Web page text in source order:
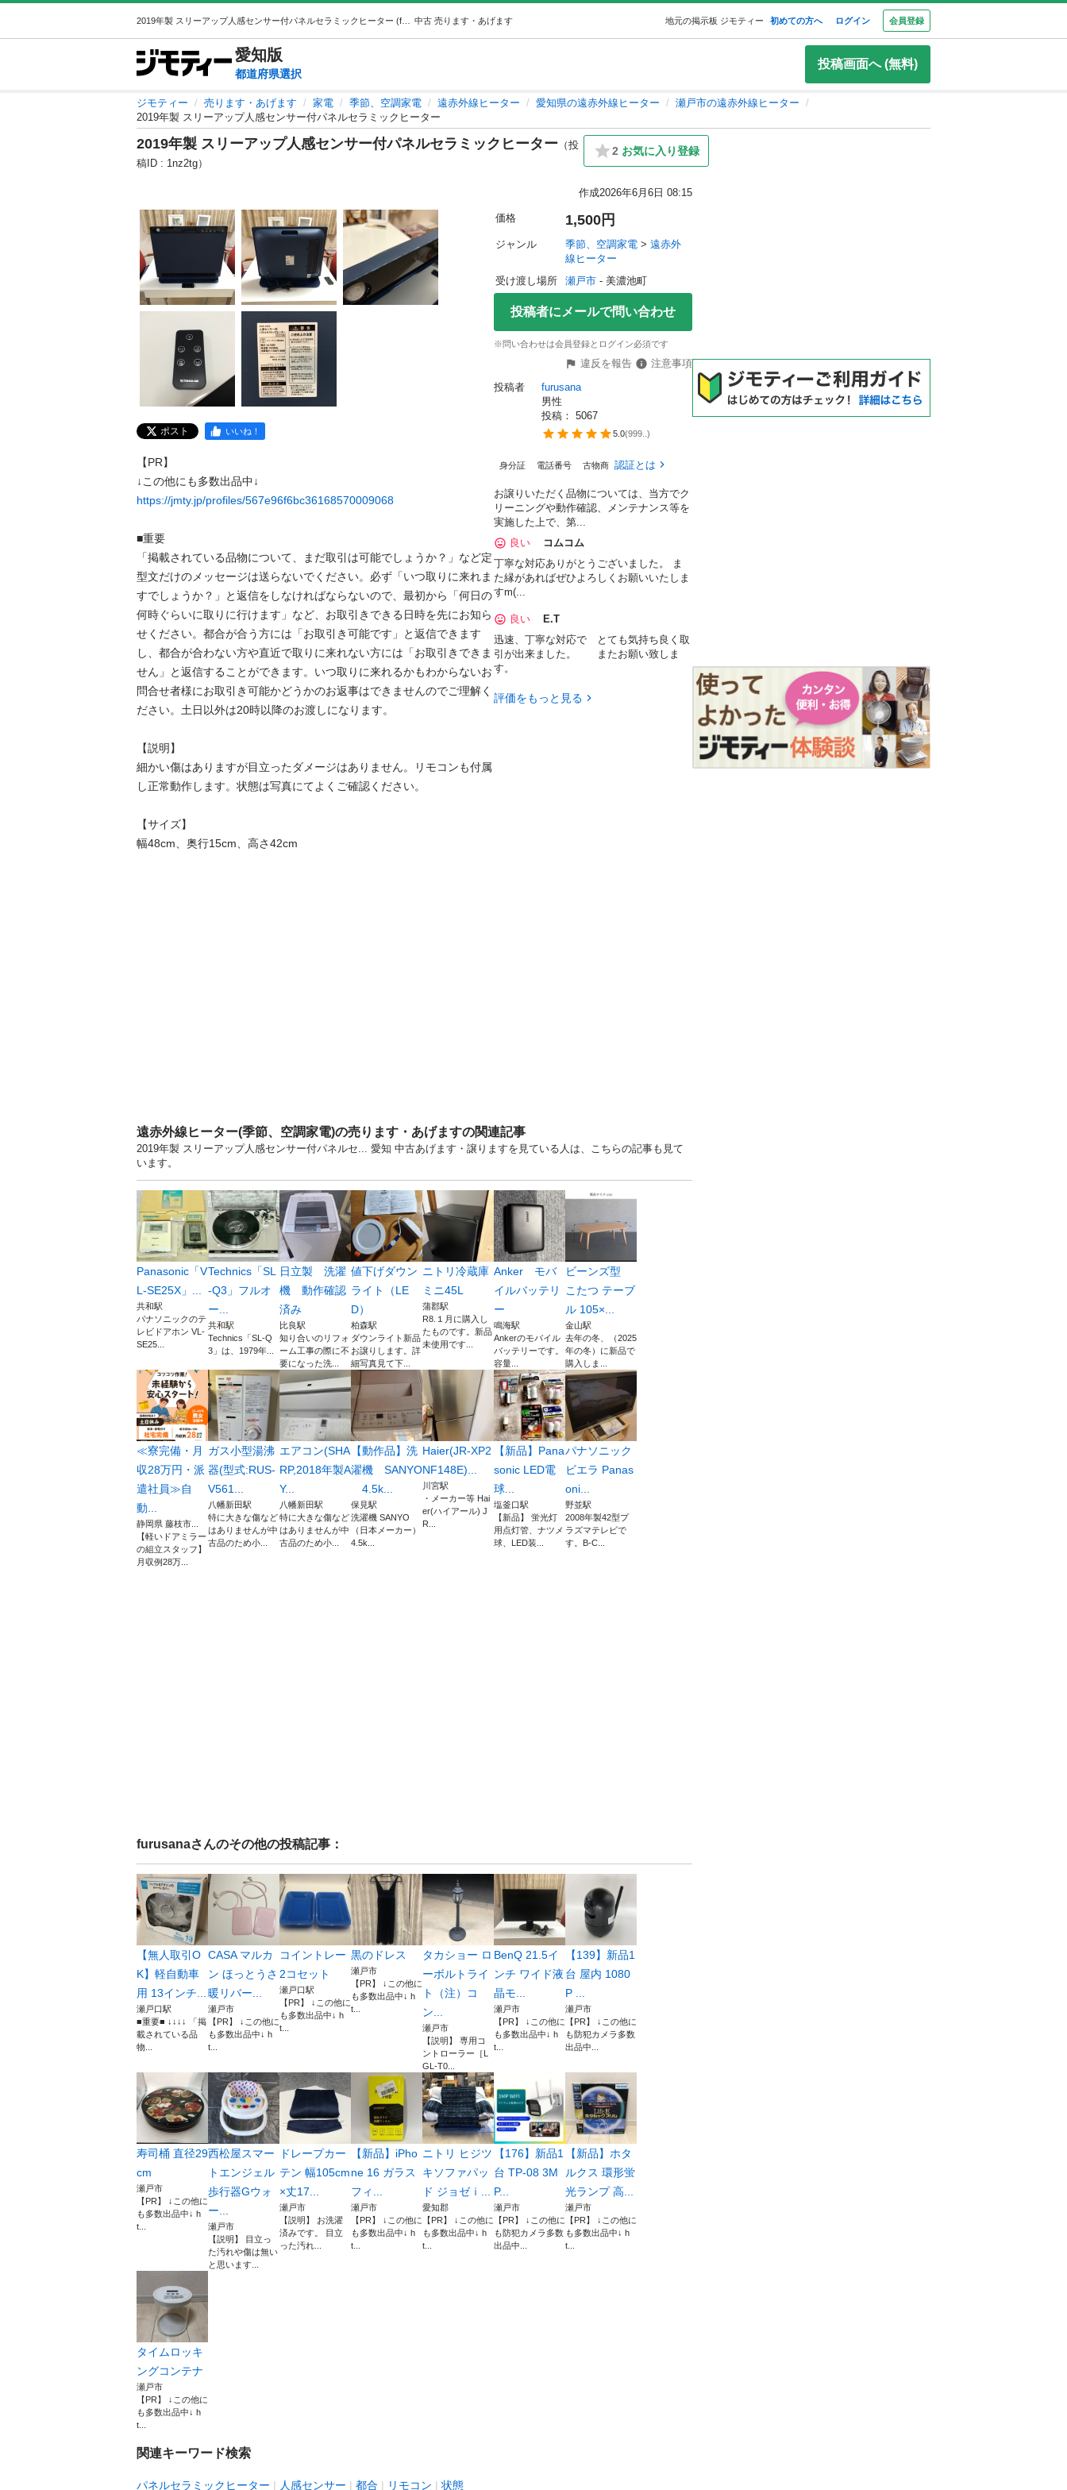
中古 売ります・あげます 地元の掲示板 ジモティー 初めての方へ ログイン 会員登録
愛知版
都道府県選択
投稿画面へ (無料)
ジモティー 売ります・あげます 家電 季節、空調家電 遠赤外線ヒーター 愛知県の遠赤外線ヒーター
瀬戸市の遠赤外線ヒーター
2019年製 スリーアップ人感センサー付パネルセラミックヒーター
2019年製 スリーアップ人感センサー付パネルセラミックヒーター （投
稿ID : 1nz2tg）
2 お気に入り登録
作成2026年6月6日 08:15
ポスト いいね！
【PR】
https://jmty.jp/profiles/567e96f6bc36168570009068
■重要
「掲載されている品物について、まだ取引は可能でしょうか？」など定
型文だけのメッセージは送らないでください。必ず「いつ取りに来れま
すでしょうか？」と返信をしなければならないので、最初から「何日の
何時ぐらいに取りに行けます」など、お取引きできる日時を先にお知ら
せください。都合が合う方には「お取引き可能です」と返信できます
し、都合が合わない方や直近で取りに来れない方には「お取引きできま
せん」と返信することができます。いつ取りに来れるかもわからないお
問合せ者様にお取引き可能かどうかのお返事はできませんのでご理解く
ださい。土日以外は20時以降のお渡しになります。
【説明】
細かい傷はありますが目立ったダメージはありません。リモコンも付属
し正常動作します。状態は写真にてよくご確認ください。
【サイズ】
幅48cm、奥行15cm、高さ42cm
価格 1,500円
ジャンル 季節、空調家電 > 遠赤外
線ヒーター
受け渡し場所
瀬戸市 - 美濃池町
投稿者にメールで問い合わせ
※問い合わせは会員登録とログイン必須です
違反を報告
注意事項
投稿者
furusana
男性
投稿： 5067
5.0(999.. )
身分証 電話番号 古物商 認証とは
お譲りいただく品物については、当方でク
リーニングや動作確認、メンテナンス等を
実施した上で、第...
良い
コムコム
丁寧な対応ありがとうございました。 ま
た縁があればぜひよろしくお願いいたしま
すm(...
良い
E.T
迅速、丁寧な対応で とても気持ち良く取
引が出来ました。 またお願い致しま
す。
評価をもっと見る
遠赤外線ヒーター(季節、空調家電)の売ります・あげますの関連記事
2019年製 スリーアップ人感センサー付パネルセ... 愛知 中古あげます・譲りますを見ている人は、こちらの記事も見て
います。
Panasonic「V
L-SE25X」...
共和駅
パナソニックのテ
レビドアホン VL-
SE25...
Technics「SL
-Q3」フルオ
ー...
共和駅
Technics「SL-Q
3」は、1979年...
日立製 洗濯
機 動作確認
済み
比良駅
知り合いのリフォ
ーム工事の際に不
要になった洗...
値下げダウン
ライト（LE
D）
柏森駅
ダウンライト新品
お譲りします。詳
細写真見て下...
ニトリ冷蔵庫
ミニ45L
蒲郡駅
R8.１月に購入し
たものです。新品
未使用です...
Anker モバ
イルバッテリ
ー
鳴海駅
Ankerのモバイル
バッテリーです。
容量...
ビーンズ型
こたつ テーブ
ル 105×...
金山駅
去年の冬、（2025
年の冬）に新品で
購入しま...
≪寮完備・月
収28万円・派
遣社員≫自
動...
静岡県 藤枝市...
【軽いドアミラー
の組立スタッフ】
月収例28万...
ガス小型湯沸
器(型式:RUS-
V561...
八幡新田駅
特に大きな傷など
はありませんが中
古品のため小...
エアコン(SHA
RP,2018年製A
Y...
八幡新田駅
特に大きな傷など
はありませんが中
古品のため小...
【動作品】洗
濯機 SANYO
4.5k...
保見駅
洗濯機 SANYO
（日本メーカー）
4.5k...
Haier(JR-XP2
NF148E)...
川宮駅
・メーカー等 Hai
er(ハイアール) J
R...
【新品】Pana
sonic LED電
球...
塩釜口駅
【新品】 蛍光灯
用点灯管、ナツメ
球、LED装...
パナソニック
ビエラ Panas
oni...
野並駅
2008年製42型プ
ラズマテレビで
す。B-C...
furusanaさんのその他の投稿記事：
【無人取引O
K】軽自動車
用 13インチ...
瀬戸口駅
■重要■ ↓↓↓↓ 「掲
載されている品
物...
CASA マルカ
ン ほっとうさ
暖リバー...
瀬戸市
【PR】 ↓この他に
も多数出品中↓ h
t...
コイントレー
2コセット
瀬戸口駅
【PR】 ↓この他に
も多数出品中↓ h
t...
黒のドレス
瀬戸市
【PR】 ↓この他に
も多数出品中↓ h
t...
タカショー ロ
ーボルトライ
ト（注）コ
ン...
瀬戸市
【説明】 専用コ
ントローラー［L
GL-T0...
BenQ 21.5イ
ンチ ワイド液
晶モ...
瀬戸市
【PR】 ↓この他に
も多数出品中↓ h
t...
【139】新品1
台 屋内 1080
P ...
瀬戸市
【PR】 ↓この他に
も防犯カメラ多数
出品中...
寿司桶 直径29
cm
瀬戸市
【PR】 ↓この他に
も多数出品中↓ h
t...
西松屋スマー
トエンジェル
歩行器Gウォ
ー...
瀬戸市
【説明】 目立っ
た汚れや傷は無い
と思います...
ドレープカー
テン 幅105cm
×丈17...
瀬戸市
【説明】 お洗濯
済みです。 目立
った汚れ...
【新品】iPho
ne 16 ガラス
フィ...
瀬戸市
【PR】 ↓この他に
も多数出品中↓ h
t...
ニトリ ヒジツ
キソファパッ
ド ジョゼｉ...
愛知郡
【PR】 ↓この他に
も多数出品中↓ h
t...
【176】新品1
台 TP-08 3M
P...
瀬戸市
【PR】 ↓この他に
も防犯カメラ多数
出品中...
【新品】ホタ
ルクス 環形蛍
光ランプ 高...
瀬戸市
【PR】 ↓この他に
も多数出品中↓ h
t...
タイムロッキ
ングコンテナ
瀬戸市
【PR】 ↓この他に
も多数出品中↓ h
t...
関連キーワード検索
パネルセラミックヒーター 人感センサー 都合 リモコン 状態